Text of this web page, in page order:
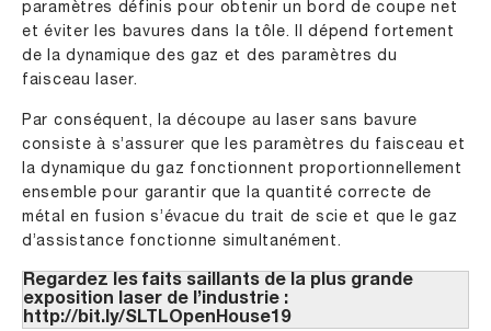
paramètres définis pour obtenir un bord de coupe net
et éviter les bavures dans la tôle. Il dépend fortement
de la dynamique des gaz et des paramètres du
faisceau laser.
Par conséquent, la découpe au laser sans bavure
consiste à s’assurer que les paramètres du faisceau et
la dynamique du gaz fonctionnent proportionnellement
ensemble pour garantir que la quantité correcte de
métal en fusion s’évacue du trait de scie et que le gaz
d’assistance fonctionne simultanément.
Regardez les faits saillants de la plus grande
exposition laser de l’industrie :
http://bit.ly/SLTLOpenHouse19